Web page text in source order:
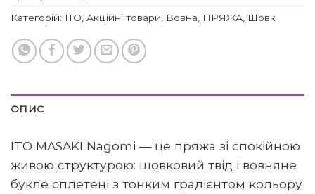
Категорій: ITO Акційні товари Вовна ПРЯЖА Шовк
ОПИС
ITO MASAKI Nagomi — це пряжа зі спокійною
живою структурою: шовковий твід і вовняне
букле сплетені з тонким градієнтом кольору